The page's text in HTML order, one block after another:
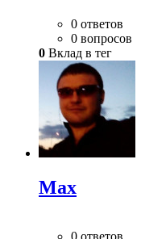
0 ответов
0 вопросов
0 Вклад в тег
Max